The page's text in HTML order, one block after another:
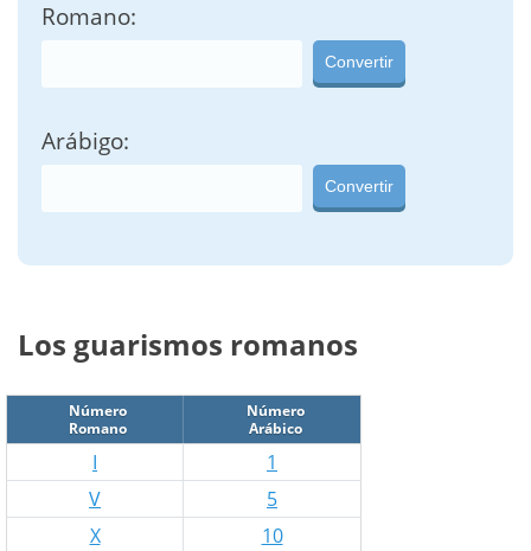
Romano:
Convertir
Arábigo:
Convertir
Los guarismos romanos
Número
Romano
Número
Arábico
I
1
V
5
X
10